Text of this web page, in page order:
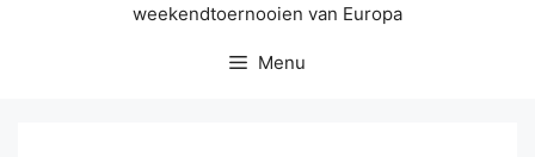
weekendtoernooien van Europa
Menu